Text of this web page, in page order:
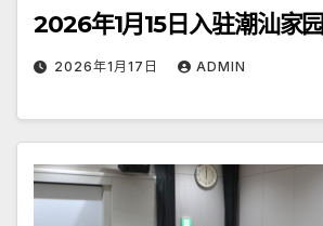
2026年1月15日入驻潮汕家园
2026年1月17日 ADMIN